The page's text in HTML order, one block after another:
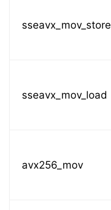
sseavx_mov_store
sseavx_mov_load
avx256_mov